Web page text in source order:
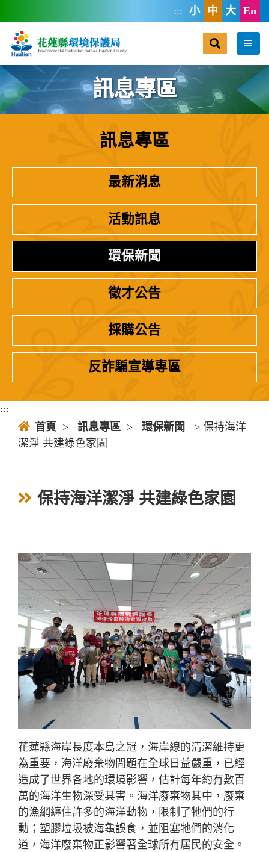
::: 小 中 大 En
選單
訊息專區
訊息專區
最新消息
活動訊息
環保新聞
徵才公告
採購公告
反詐騙宣導專區
:::
首頁 > 訊息專區 > 環保新聞
> 保持海洋
潔淨 共建綠色家園
保持海洋潔淨 共建綠色家園
花蓮縣海岸長度本島之冠，海岸線的清潔維持更
為重要，海洋廢棄物問題在全球日益嚴重，已經
造成了世界各地的環境影響，估計每年約有數百
萬的海洋生物深受其害。海洋廢棄物其中，廢棄
的漁網纏住許多的海洋動物，限制了牠們的行
動；塑膠垃圾被海龜誤食，並阻塞牠們的消化
道，海洋廢棄物正影響著全球所有居民的安全。